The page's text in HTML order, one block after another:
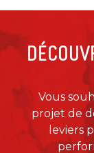
Vous
projet de
leviers